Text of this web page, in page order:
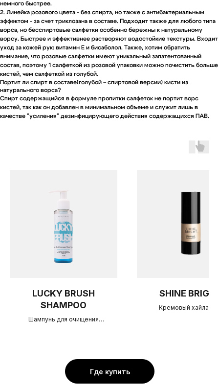
немного быстрее.
2. Линейка розового цвета - без спирта, но также с антибактериальным
эффектом - за счет триклозана в составе. Подходит также для любого типа
ворса, но бесспиртовые салфетки особенно бережны к натуральному
ворсу. Быстрее и эффективнее растворяют водостойкие текстуры. Входит
уход за кожей рук: витамин Е и бисаболол. Также, хотим обратить
внимание, что розовые салфетки имеют уникальный запатентованный
состав, поэтому 1 салфеткой из розовой упаковки можно почистить больше
кистей, чем салфеткой из голубой.
Портит ли спирт в составе(голубой – спиртовой версии) кисти из
натурального ворса?
Спирт содержащийся в формуле пропитки салфеток не портит ворс
кистей, так как он добавлен в минимальном объеме и служит лишь в
качестве "усиления" дезинфицирующего действия содержащихся ПАВ.
LUCKY BRUSH
SHAMPOO
Шампунь для очищения
SHINE
Кремовый
Где купить